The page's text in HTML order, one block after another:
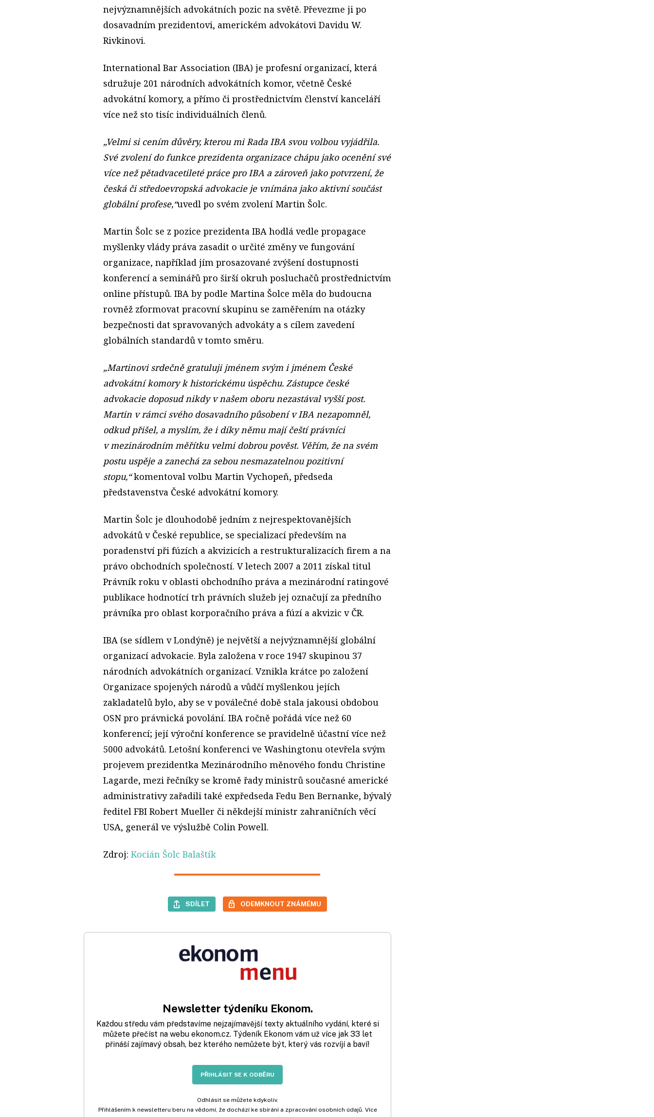
nejvýznamnějších advokátních pozic na světě. Převezme ji po
dosavadním prezidentovi, americkém advokátovi Davidu W.
Rivkinovi.
International Bar Association (IBA) je profesní organizací, která
sdružuje 201 národních advokátních komor, včetně České
advokátní komory, a přímo či prostřednictvím členství kanceláří
více než sto tisíc individuálních členů.
„Velmi si cením důvěry, kterou mi Rada IBA svou volbou vyjádřila.
Své zvolení do funkce prezidenta organizace chápu jako ocenění své
více než pětadvacetileté práce pro IBA a zároveň jako potvrzení, že
česká či středoevropská advokacie je vnímána jako aktivní součást
globální profese,“uvedl po svém zvolení Martin Šolc.
Martin Šolc se z pozice prezidenta IBA hodlá vedle propagace
myšlenky vlády práva zasadit o určité změny ve fungování
organizace, například jím prosazované zvýšení dostupnosti
konferencí a seminářů pro širší okruh posluchačů prostřednictvím
online přístupů. IBA by podle Martina Šolce měla do budoucna
rovněž zformovat pracovní skupinu se zaměřením na otázky
bezpečnosti dat spravovaných advokáty a s cílem zavedení
globálních standardů v tomto směru.
„Martinovi srdečně gratuluji jménem svým i jménem České
advokátní komory k historickému úspěchu. Zástupce české
advokacie doposud nikdy v našem oboru nezastával vyšší post.
Martin v rámci svého dosavadního působení v IBA nezapomněl,
odkud přišel, a myslím, že i díky němu mají čeští právníci
v mezinárodním měřítku velmi dobrou pověst. Věřím, že na svém
postu uspěje a zanechá za sebou nesmazatelnou pozitivní
stopu,“komentoval volbu Martin Vychopeň, předseda
představenstva České advokátní komory.
Martin Šolc je dlouhodobě jedním z nejrespektovanějších
advokátů v České republice, se specializací především na
poradenství při fúzích a akvizicích a restrukturalizacích firem a na
právo obchodních společností. V letech 2007 a 2011 získal titul
Právník roku v oblasti obchodního práva a mezinárodní ratingové
publikace hodnotící trh právních služeb jej označují za předního
právníka pro oblast korporačního práva a fúzí a akvizic v ČR.
IBA (se sídlem v Londýně) je největší a nejvýznamnější globální
organizací advokacie. Byla založena v roce 1947 skupinou 37
národních advokátních organizací. Vznikla krátce po založení
Organizace spojených národů a vůdčí myšlenkou jejích
zakladatelů bylo, aby se v poválečné době stala jakousi obdobou
OSN pro právnická povolání. IBA ročně pořádá více než 60
konferencí; její výroční konference se pravidelně účastní více než
5000 advokátů. Letošní konferenci ve Washingtonu otevřela svým
projevem prezidentka Mezinárodního měnového fondu Christine
Lagarde, mezi řečníky se kromě řady ministrů současné americké
administrativy zařadili také expředseda Fedu Ben Bernanke, bývalý
ředitel FBI Robert Mueller či někdejší ministr zahraničních věcí
USA, generál ve výslužbě Colin Powell.
Zdroj: Kocián Šolc Balaštík
SDÍLET ODEMKNOUT ZNÁMÉMU
Newsletter týdeníku Ekonom.
Každou středu vám představíme nejzajímavější texty aktuálního vydání, které si
můžete přečíst na webu ekonom.cz. Týdeník Ekonom vám už více jak 33 let
přináší zajímavý obsah, bez kterého nemůžete být, který vás rozvíjí a baví!
PŘIHLÁSIT SE K ODBĚRU
Odhlásit se můžete kdykoliv.
Přihlášením k newsletteru beru na vědomí, že dochází ke sbírání a zpracování osobních údajů. Více